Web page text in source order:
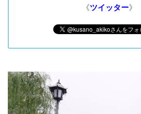
《ツイッター》